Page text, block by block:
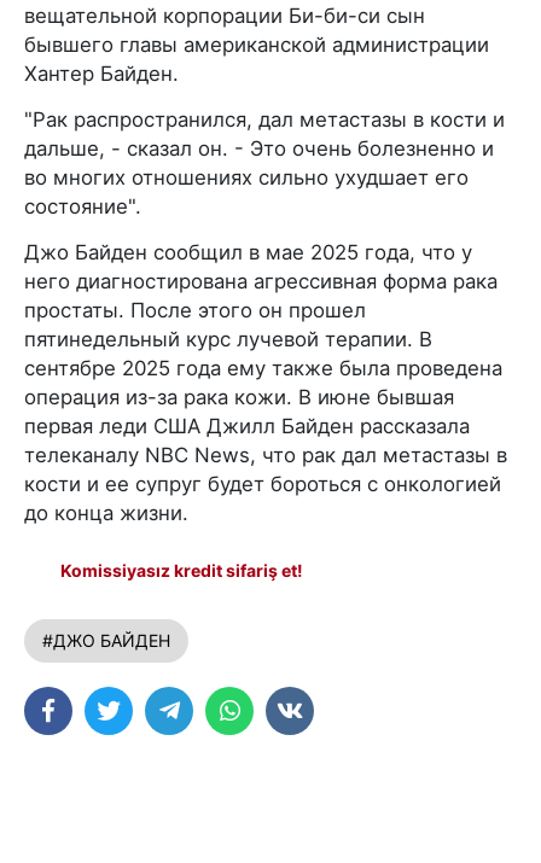
вещательной корпорации Би-би-си сын
бывшего главы американской администрации
Хантер Байден.
"Рак распространился, дал метастазы в кости и
дальше, - сказал он. - Это очень болезненно и
во многих отношениях сильно ухудшает его
состояние".
Джо Байден сообщил в мае 2025 года, что у
него диагностирована агрессивная форма рака
простаты. После этого он прошел
пятинедельный курс лучевой терапии. В
сентябре 2025 года ему также была проведена
операция из-за рака кожи. В июне бывшая
первая леди США Джилл Байден рассказала
телеканалу NBC News, что рак дал метастазы в
кости и ее супруг будет бороться с онкологией
до конца жизни.
Komissiyasız kredit sifariş et!
#ДЖО БАЙДЕН